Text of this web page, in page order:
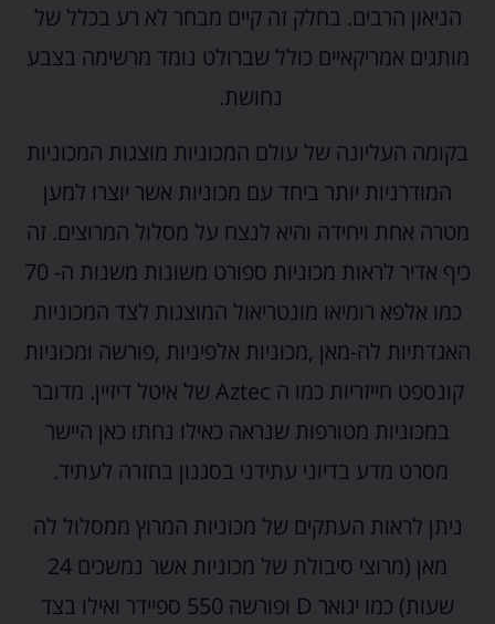
הניאון הרבים. בחלק זה קיים מבחר לא רע בכלל של
מותגים אמריקאיים כולל שברולט נומד מרשימה בצבע
נחושת.
בקומה העליונה של עולם המכוניות מוצגות המכוניות
המודרניות יותר ביחד עם מכוניות אשר יוצרו למען
מטרה אחת ויחידה והיא לנצח על מסלול המרוצים. זה
כיף אדיר לראות מכוניות ספורט משונות משנות ה- 70
כמו אלפא רומיאו מונטריאול המוצגות לצד המכוניות
האגדתיות לה-מאן ,מכוניות אלפיניות ,פורשה ומכוניות
קונספט חייזריות כמו ה Aztec של איטל דיזיין.
מדובר
במכוניות מטורפות שנראה כאילו נחתו כאן היישר
מסרט מדע בדיוני עתידני בסגנון בחזרה לעתיד.
ניתן לראות העתקים של מכוניות המרוץ ממסלול לה
מאן (מרוצי סיבולת של מכוניות אשר נמשכים 24
שעות) כמו
יגואר D ופורשה 550 ספיידר ואילו בצד